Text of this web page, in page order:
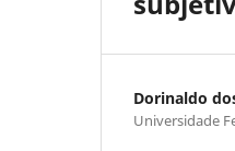
Dorinaldo
Universidade